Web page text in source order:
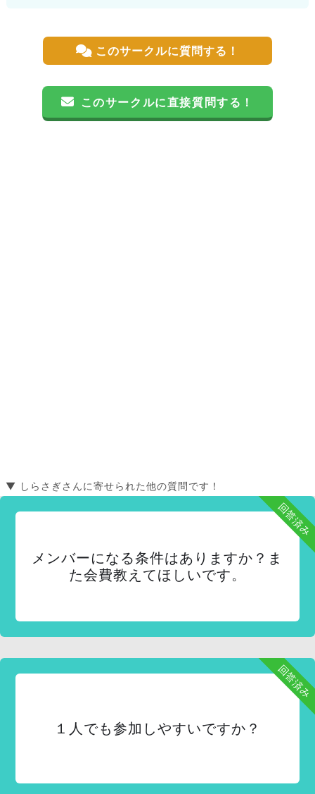
このサークルに質問する！
このサークルに直接質問する！
▼ しらさぎさんに寄せられた他の質問です！
回答済み
メンバーになる条件はありますか？ま
た会費教えてほしいです。
回答済み
１人でも参加しやすいですか？